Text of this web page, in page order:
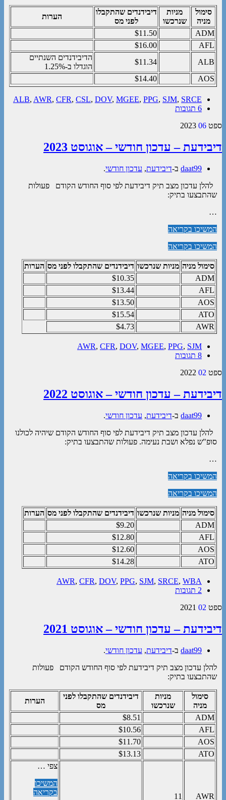
סימול
מניה
מניות
שנרכשו
דיבידנדים שהתקבלו
לפני מס
הערות
ADM
$11.50
AFL
$16.00
ALB
$11.34
הדיבידנדים השנתיים
הוגדלו ב-1.25%
AOS
$14.40
ALB, AWR, CFR, CSL, DOV, MGEE, PPG, SJM, SRCE
6 תגובות
ספט 06
2023
דיבידעת – עדכון חודשי – אוגוסט 2023
daat99 ב-דיבידעת, עדכון חודשי.
להלן עדכון מצב תיק דיבידעת לפי סוף החודש הקודם פעולות
שהתבצעו בתיק:
…
המשיכו בקריאה
המשיכו בקריאה
סימול מניה מניות שנרכשו דיבידנדים שהתקבלו לפני מס הערות
ADM
$10.35
AFL
$13.44
AOS
$13.50
ATO
$15.54
AWR
$4.73
AWR, CFR, DOV, MGEE, PPG, SJM
8 תגובות
ספט 02
2022
דיבידעת – עדכון חודשי – אוגוסט 2022
daat99 ב-דיבידעת, עדכון חודשי.
להלן עדכון מצב תיק דיבידעת לפי סוף החודש הקודם שיהיה לכולנו
סופ"ש נפלא ושבת נעימה. פעולות שהתבצעו בתיק:
…
המשיכו בקריאה
המשיכו בקריאה
סימול מניה מניות שנרכשו דיבידנדים שהתקבלו לפני מס הערות
ADM
$9.20
AFL
$12.80
AOS
$12.60
ATO
$14.28
AWR, CFR, DOV, PPG, SJM, SRCE, WBA
2 תגובות
ספט 02
2021
דיבידעת – עדכון חודשי – אוגוסט 2021
daat99 ב-דיבידעת, עדכון חודשי.
להלן עדכון מצב תיק דיבידעת לפי סוף החודש הקודם פעולות
שהתבצעו בתיק:
סימול
מניה
מניות
שנרכשו
דיבידנדים שהתקבלו לפני
מס
הערות
ADM
$8.51
AFL
$10.56
AOS
$11.70
ATO
$13.13
AWR
11
צפי …
המשיכו
בקריאה